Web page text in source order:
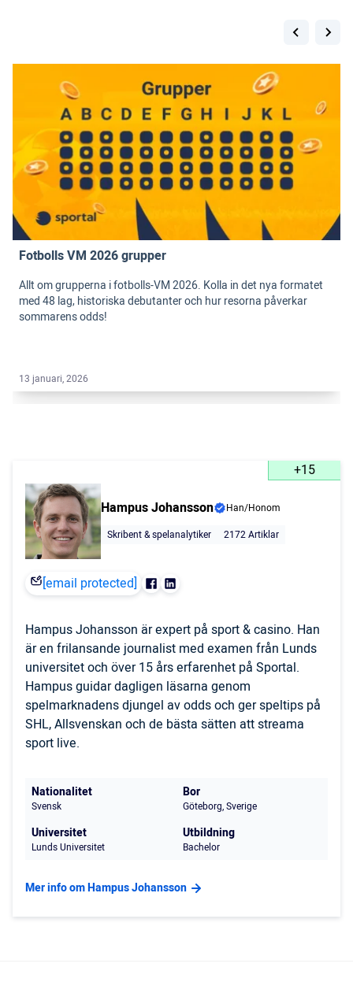
Fotbolls VM 2026 grupper
Allt om grupperna i fotbolls-VM 2026. Kolla in det nya formatet
med 48 lag, historiska debutanter och hur resorna påverkar
sommarens odds!
13 januari, 2026
+15
Hampus Johansson
Han/Honom
Skribent & spelanalytiker
2172 Artiklar
[email protected]
Hampus Johansson är expert på sport & casino. Han
är en frilansande journalist med examen från Lunds
universitet och över 15 års erfarenhet på Sportal.
Hampus guidar dagligen läsarna genom
spelmarknadens djungel av odds och ger speltips på
SHL, Allsvenskan och de bästa sätten att streama
sport live.
Nationalitet
Svensk
Bor
Göteborg, Sverige
Universitet
Lunds Universitet
Utbildning
Bachelor
Mer info om Hampus Johansson